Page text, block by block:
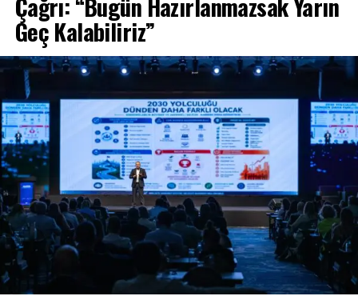
12 Eylül 1991’de lanse edilen PEUGEOT 106’nın önce üç
kapılı modeli üretildi. Model daha sonra 1992’den
itibaren beş kapılı olarak üretildi ve üretimden kalktığı
2003 yılına kadar yaklaşık 2,8 milyon adetlik üretim
başarısına imza attı. PEUGEOT 106, önden çekişli bir
otomobildi ve hacimleri benzinlide 954 – 1587 cc
arasında ve dizelde 1360 – 1558 cc arasında değişen
motorlarla satışa sunulmuştu. Üretim yeri ise Mulhouse
fabrikasıydı ancak talebe bağlı olarak Sochaux ve
Aulnay-Sous-Bois fabrikalarında da üretimi
gerçekleştirildi.
Geç Kalabiliriz”